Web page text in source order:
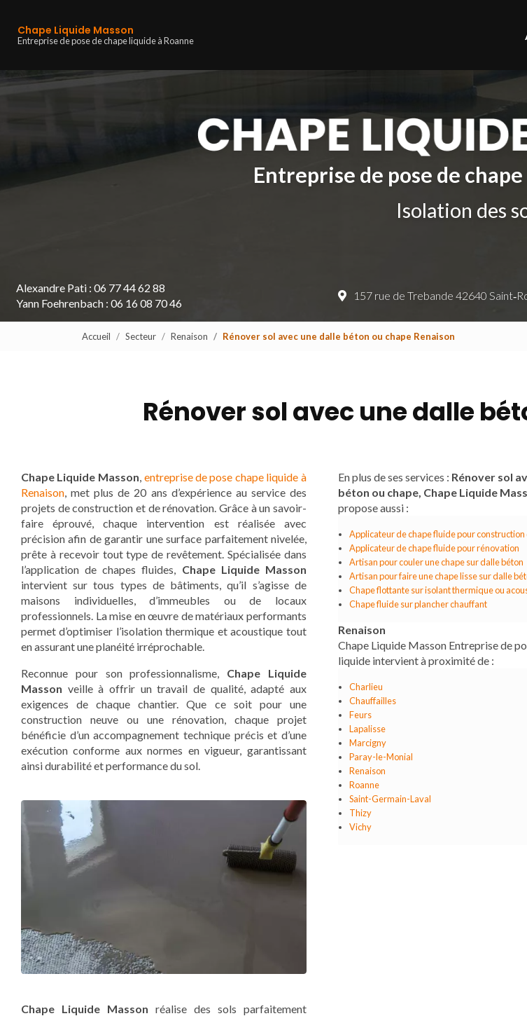
contenu
Chape Liquide Masson
Entreprise de pose de chape liquide à Roanne
Entreprise de pose de
Isolation des
Alexandre Pati : 06 77 44 62 88
Yann Foehrenbach : 06 16 08 70 46
157 rue de Trebande 42640
Accueil Secteur Renaison Rénover sol avec une dalle béton ou chape Renaison
Rénover sol avec une dalle
Chape Liquide Masson, entreprise de pose chape liquide à
Renaison, met plus de 20 ans d’expérience au service des
projets de construction et de rénovation. Grâce à un savoir-
faire éprouvé, chaque intervention est réalisée avec
précision afin de garantir une surface parfaitement nivelée,
prête à recevoir tout type de revêtement. Spécialisée dans
l’application de chapes fluides, Chape Liquide Masson
intervient sur tous types de bâtiments, qu’il s’agisse de
maisons individuelles, d’immeubles ou de locaux
professionnels. La mise en œuvre de matériaux performants
permet d’optimiser l’isolation thermique et acoustique tout
en assurant une planéité irréprochable.
Reconnue pour son professionnalisme, Chape Liquide
Masson veille à offrir un travail de qualité, adapté aux
exigences de chaque chantier. Que ce soit pour une
construction neuve ou une rénovation, chaque projet
bénéficie d’un accompagnement technique précis et d’une
exécution conforme aux normes en vigueur, garantissant
ainsi durabilité et performance du sol.
Chape Liquide Masson réalise des sols parfaitement
En plus de ses services : Rénover sol
béton ou chape, Chape Liquide
propose aussi :
Applicateur de chape fluide pour construction
Applicateur de chape fluide pour rénovation
Artisan pour couler une chape sur dalle béton
Artisan pour faire une chape lisse sur dalle
Chape flottante sur isolant thermique ou
Chape fluide sur plancher chauffant
Renaison
Chape Liquide Masson Entreprise de
liquide intervient à proximité de :
Charlieu
Chauffailles
Feurs
Lapalisse
Marcigny
Paray-le-Monial
Renaison
Roanne
Saint-Germain-Laval
Thizy
Vichy